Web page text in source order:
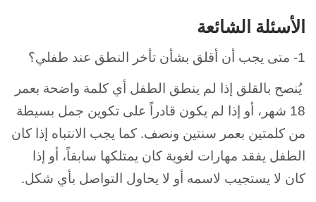
الأسئلة الشائعة
1- متى يجب أن أقلق بشأن تأخر النطق عند طفلي؟
يُنصح بالقلق إذا لم ينطق الطفل أي كلمة واضحة بعمر
18 شهر، أو إذا لم يكون قادراً على تكوين جمل بسيطة
من كلمتين بعمر سنتين ونصف. كما يجب الانتباه إذا كان
الطفل يفقد مهارات لغوية كان يمتلكها سابقاً، أو إذا
كان لا يستجيب لاسمه أو لا يحاول التواصل بأي شكل.